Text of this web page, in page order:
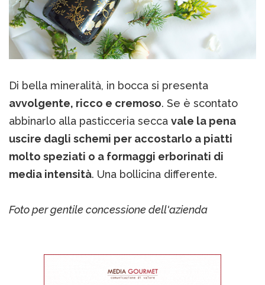
Di bella mineralità, in bocca si presenta
avvolgente, ricco e cremoso. Se è scontato
abbinarlo alla pasticceria secca vale la pena
uscire dagli schemi per accostarlo a piatti
molto speziati o a formaggi erborinati di
media intensità. Una bollicina differente.
Foto per gentile concessione dell'azienda